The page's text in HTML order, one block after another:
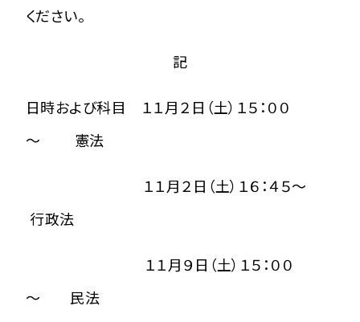
ください。
記
日時および科目 １１月２日（土）１５：００
～ 憲法
１１月２日（土）１６：４５～
行政法
１１月９日（土）１５：００
～ 民法